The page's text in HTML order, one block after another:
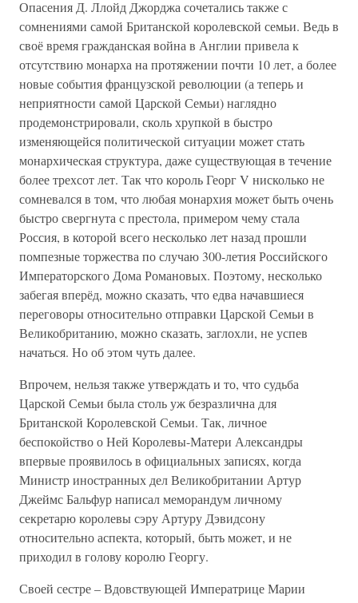
Опасения Д. Ллойд Джорджа сочетались также с
сомнениями самой Британской королевской семьи. Ведь в
своё время гражданская война в Англии привела к
отсутствию монарха на протяжении почти 10 лет, а более
новые события французской революции (а теперь и
неприятности самой Царской Семьи) наглядно
продемонстрировали, сколь хрупкой в быстро
изменяющейся политической ситуации может стать
монархическая структура, даже существующая в течение
более трехсот лет. Так что король Георг V нисколько не
сомневался в том, что любая монархия может быть очень
быстро свергнута с престола, примером чему стала
Россия, в которой всего несколько лет назад прошли
помпезные торжества по случаю 300-летия Российского
Императорского Дома Романовых. Поэтому, несколько
забегая вперёд, можно сказать, что едва начавшиеся
переговоры относительно отправки Царской Семьи в
Великобританию, можно сказать, заглохли, не успев
начаться. Но об этом чуть далее.
Впрочем, нельзя также утверждать и то, что судьба
Царской Семьи была столь уж безразлична для
Британской Королевской Семьи. Так, личное
беспокойство о Ней Королевы-Матери Александры
впервые проявилось в официальных записях, когда
Министр иностранных дел Великобритании Артур
Джеймс Бальфур написал меморандум личному
секретарю королевы сэру Артуру Дэвидсону
относительно аспекта, который, быть может, и не
приходил в голову королю Георгу.
Своей сестре – Вдовствующей Императрице Марии